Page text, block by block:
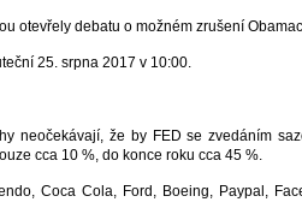
otevřely debatu o možném zrušení
25. srpna 2017 v 10:00.
neočekávají, že by FED se zvedáním
cca 10 %, do konce roku cca 45 %.
Coca Cola, Ford, Boeing, Paypal,